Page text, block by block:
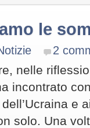
le
2
nelle
incontrato
e
solo. Una